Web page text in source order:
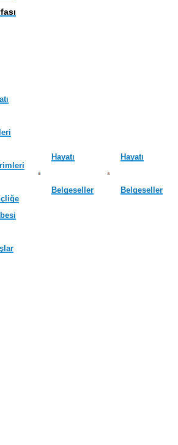
Hayatı
Belgeseller
Hayatı
Belgeseller